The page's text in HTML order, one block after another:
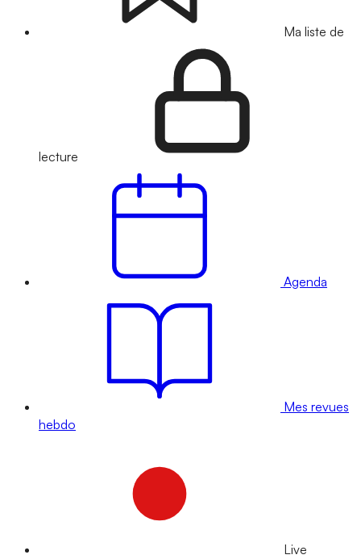
Ma liste de
lecture
Agenda
Mes revues
hebdo
Live